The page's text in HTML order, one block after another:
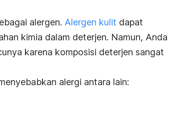
alergen. Alergen kulit dapat
kimia dalam deterjen. Namun, Anda
karena komposisi deterjen sangat
alergi antara lain: